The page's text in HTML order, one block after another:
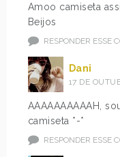
Amoo camiseta
Beijos
RESPONDER ESSE
Dani
17 DE
AAAAAAAAAAH,
camiseta *-*
RESPONDER ESSE